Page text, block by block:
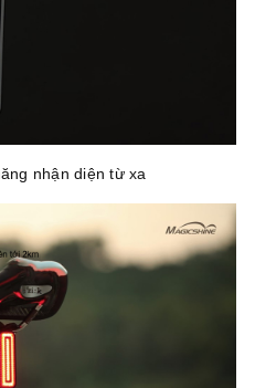
nhận diện từ xa